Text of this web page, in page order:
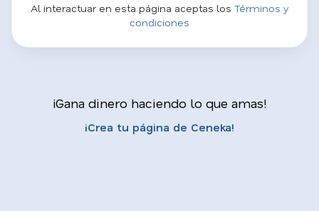
Al interactuar en esta página aceptas los Términos y
condiciones
¡Gana dinero haciendo lo que amas!
¡Crea tu página de Ceneka!